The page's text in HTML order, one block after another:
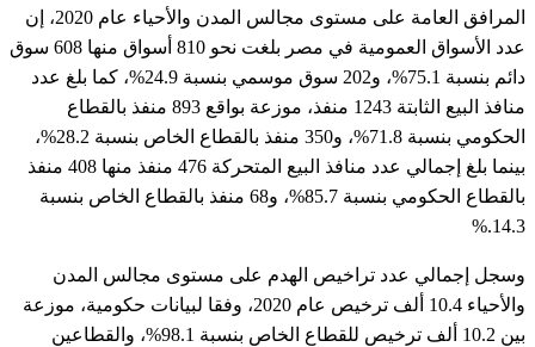
المرافق العامة على مستوى مجالس المدن والأحياء عام 2020، إن
عدد الأسواق العمومية في مصر بلغت نحو 810 أسواق منها 608 سوق
دائم بنسبة 75.1%، و202 سوق موسمي بنسبة 24.9%، كما بلغ عدد
منافذ البيع الثابتة 1243 منفذ، موزعة بواقع 893 منفذ بالقطاع
الحكومي بنسبة 71.8%، و350 منفذ بالقطاع الخاص بنسبة 28.2%،
بينما بلغ إجمالي عدد منافذ البيع المتحركة 476 منفذ منها 408 منفذ
بالقطاع الحكومي بنسبة 85.7%، و68 منفذ بالقطاع الخاص بنسبة
14.3
%.
وسجل إجمالي عدد تراخيص الهدم على مستوى مجالس المدن
والأحياء 10.4 ألف ترخيص عام 2020، وفقا لبيانات حكومية، موزعة
بين 10.2 ألف ترخيص للقطاع الخاص بنسبة 98.1%، والقطاعين